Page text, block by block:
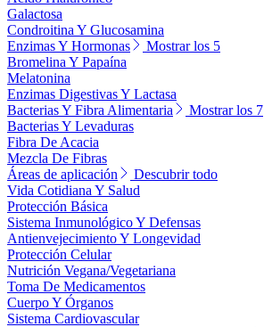
Galactosa
Condroitina Y Glucosamina
Enzimas Y Hormonas
Mostrar los 5
Bromelina Y Papaína
Melatonina
Enzimas Digestivas Y Lactasa
Bacterias Y Fibra Alimentaria
Mostrar los 7
Bacterias Y Levaduras
Fibra De Acacia
Mezcla De Fibras
Áreas de aplicación
Descubrir todo
Vida Cotidiana Y Salud
Protección Básica
Sistema Inmunológico Y Defensas
Antienvejecimiento Y Longevidad
Protección Celular
Nutrición Vegana/Vegetariana
Toma De Medicamentos
Cuerpo Y Órganos
Sistema Cardiovascular